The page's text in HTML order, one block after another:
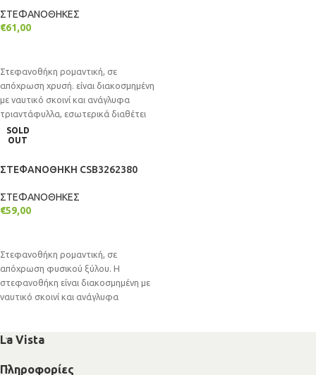
ΣΤΕΦΑΝΟΘΗΚΕΣ
€61,00
Στεφανοθήκη ρομαντική, σε
απόχρωση χρυσή. είναι διακοσμημένη
με ναυτικό σκοινί και ανάγλυφα
τριαντάφυλλα, εσωτερικά διαθέτει
σατέν & βελούδινο ύφασμα. Η
SOLD
OUT
ΣΤΕΦΑΝΟΘΗΚΗ CSB3262380
ΣΤΕΦΑΝΟΘΗΚΕΣ
€59,00
Στεφανοθήκη ρομαντική, σε
απόχρωση φυσικού ξύλου. Η
στεφανοθήκη είναι διακοσμημένη με
ναυτικό σκοινί και ανάγλυφα
La Vista
Πληροφορίες